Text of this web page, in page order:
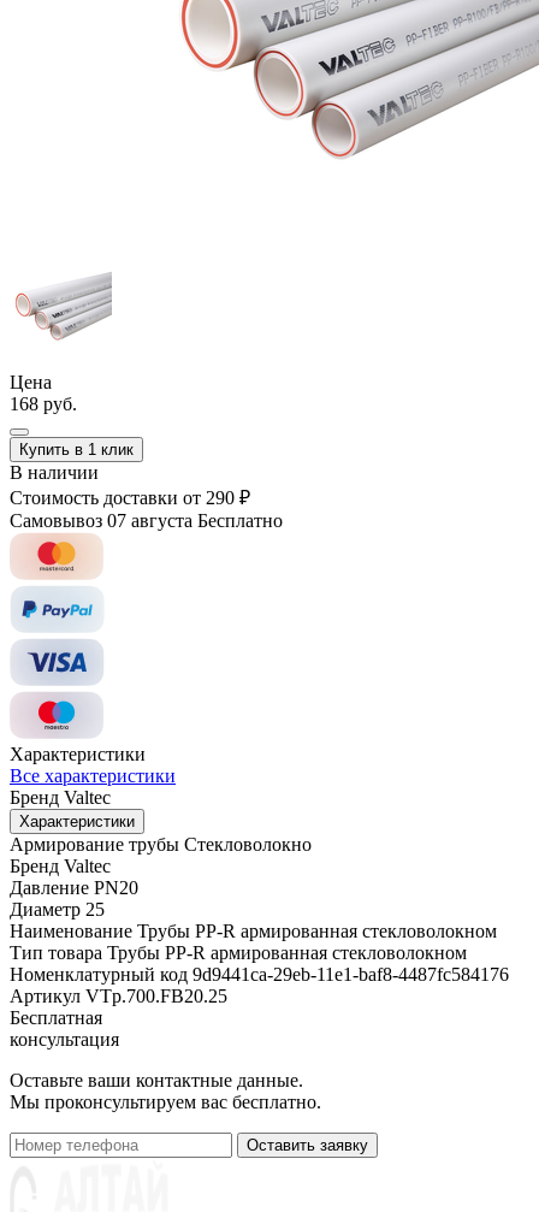
Цена
168 руб.
Купить в 1 клик
В наличии
Стоимость доставки от 290 ₽
Самовывоз 07 августа Бесплатно
Характеристики
Все характеристики
Бренд Valtec
Характеристики
Армирование трубы Стекловолокно
Бренд Valtec
Давление PN20
Диаметр 25
Наименование Трубы PP-R армированная стекловолокном
Тип товара Трубы PP-R армированная стекловолокном
Номенклатурный код 9d9441ca-29eb-11e1-baf8-4487fc584176
Артикул VTp.700.FB20.25
Бесплатная
консультация
Оставьте ваши контактные данные.
Мы проконсультируем вас бесплатно.
Оставить заявку